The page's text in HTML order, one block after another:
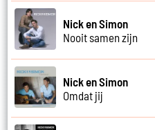
Nick en Simon
Nooit samen zijn
Nick en Simon
Omdat jij